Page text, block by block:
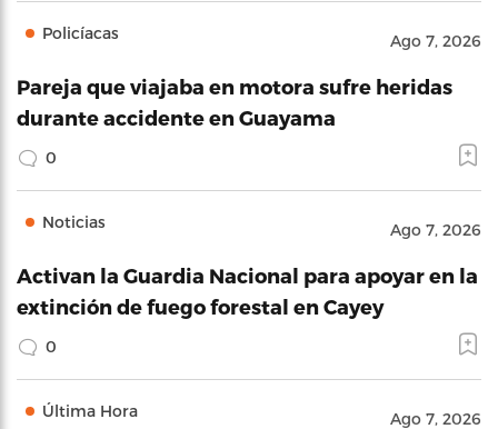
Policíacas Ago 7, 2026
Pareja que viajaba en motora sufre heridas
durante accidente en Guayama
0
Noticias Ago 7, 2026
Activan la Guardia Nacional para apoyar en la
extinción de fuego forestal en Cayey
0
Última Hora Ago 7, 2026